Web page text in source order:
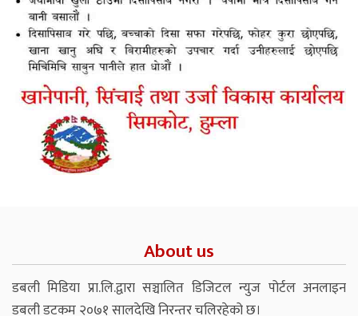
About us
डबली मिडिया प्रा.लि.द्वारा सञ्चालित डिजिटल न्युज पोर्टल अनलाइन
डबली डटकम २०७१ सालदेखि निरन्तर चलिरहेको छ।